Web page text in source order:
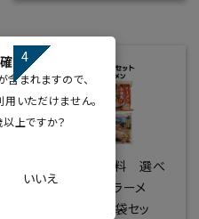
認
まれますので、
いただけません。
上ですか？
いいえ
【常温】 送料無料 選べ
る 鹿児島名店ラーメ
ン 生めん 5袋セッ